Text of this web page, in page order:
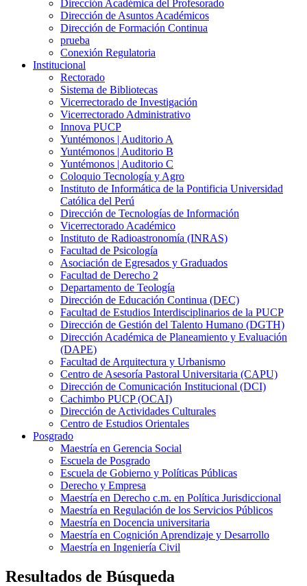
Dirección Académica del Profesorado
Dirección de Asuntos Académicos
Dirección de Formación Continua
prueba
Conexión Regulatoria
Institucional
Rectorado
Sistema de Bibliotecas
Vicerrectorado de Investigación
Vicerrectorado Administrativo
Innova PUCP
Yuntémonos | Auditorio A
Yuntémonos | Auditorio B
Yuntémonos | Auditorio C
Coloquio Tecnología y Agro
Instituto de Informática de la Pontificia Universidad
Católica del Perú
Dirección de Tecnologías de Información
Vicerrectorado Académico
Instituto de Radioastronomía (INRAS)
Facultad de Psicología
Asociación de Egresados y Graduados
Facultad de Derecho 2
Departamento de Teología
Dirección de Educación Continua (DEC)
Facultad de Estudios Interdisciplinarios de la PUCP
Dirección de Gestión del Talento Humano (DGTH)
Dirección Académica de Planeamiento y Evaluación
(DAPE)
Facultad de Arquitectura y Urbanismo
Centro de Asesoría Pastoral Universitaria (CAPU)
Dirección de Comunicación Institucional (DCI)
Cachimbo PUCP (OCAI)
Dirección de Actividades Culturales
Centro de Estudios Orientales
Posgrado
Maestría en Gerencia Social
Escuela de Posgrado
Escuela de Gobierno y Políticas Públicas
Derecho y Empresa
Maestría en Derecho c.m. en Política Jurisdiccional
Maestría en Regulación de los Servicios Públicos
Maestría en Docencia universitaria
Maestría en Cognición Aprendizaje y Desarrollo
Maestría en Ingeniería Civil
Resultados de Búsqueda